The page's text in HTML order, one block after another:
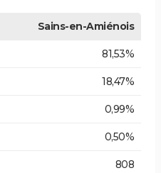
Sains-en-Amiénois
81,53%
18,47%
0,99%
0,50%
808